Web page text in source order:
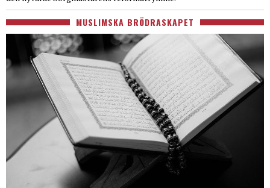
MUSLIMSKA BRÖDRASKAPET